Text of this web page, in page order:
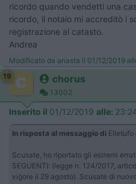
ricordo quando vendetti una
ricordo, il notaio mi accreditò i
registrazione al catasto.
Andrea
Modificato da anasta il 01/12/2019
19
chorus
13002
Inserito il 01/12/2019 alle:
In risposta al messaggio di Elletufo
Scusate, ho riportato gli estremi
SEGUENTI: (legge n. 124/2017,
vigore il 29 agosto). Scusate di